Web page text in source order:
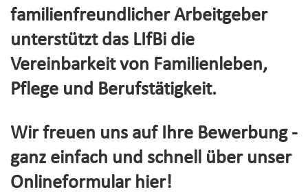
familienfreundlicher Arbeitgeber
unterstützt das LIfBi die
Vereinbarkeit von Familienleben,
Pflege und Berufstätigkeit.
Wir freuen uns auf Ihre Bewerbung -
ganz einfach und schnell über unser
Onlineformular hier!